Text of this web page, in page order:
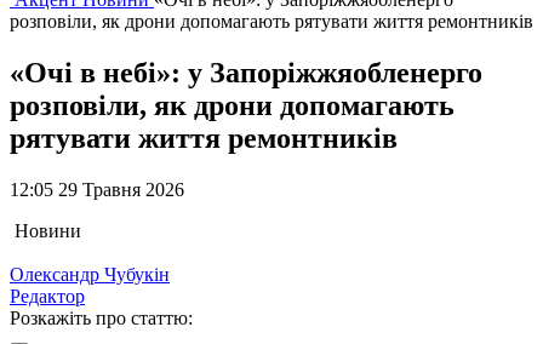
розповіли, як дрони допомагають рятувати життя ремонтників
«Очі в небі»: у Запоріжжяобленерго
розповіли, як дрони допомагають
рятувати життя ремонтників
12:05 29 Травня 2026
Новини
Олександр Чубукін
Редактор
Розкажіть про статтю: